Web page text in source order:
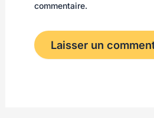
commentaire.